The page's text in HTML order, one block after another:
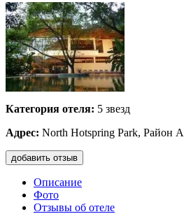
Категория отеля: 5 звезд
Адрес: North Hotspring Park, Район
добавить отзыв
Описание
Фото
Отзывы об отеле